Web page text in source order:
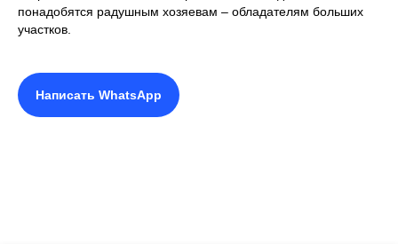
понадобятся радушным хозяевам – обладателям больших
участков.
Написать WhatsApp